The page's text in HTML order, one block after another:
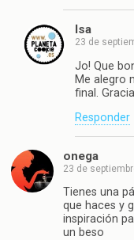
Isa
23 de
Jo! Que
Me alegro
final.
Responder
onega
23 de
Tienes una
que haces y
inspiración
un beso